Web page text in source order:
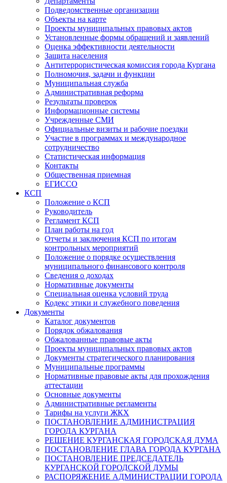
Подведомственные организации
Объекты на карте
Проекты муниципальных правовых актов
Установленные формы обращений и заявлений
Оценка эффективности деятельности
Защита населения
Антитеррористическая комиссия города Кургана
Полномочия, задачи и функции
Муниципальная служба
Административная реформа
Результаты проверок
Информационные системы
Учрежденные СМИ
Официальные визиты и рабочие поездки
Участие в программах и международное
сотрудничество
Статистическая информация
Контакты
Общественная приемная
ЕГИССО
КСП
Положение о КСП
Руководитель
Регламент КСП
План работы на год
Отчеты и заключения КСП по итогам
контрольных мероприятий
Положение о порядке осуществления
муниципального финансового контроля
Сведения о доходах
Нормативные документы
Специальная оценка условий труда
Кодекс этики и служебного поведения
Документы
Каталог документов
Порядок обжалования
Обжалованные правовые акты
Проекты муниципальных правовых актов
Документы стратегического планирования
Муниципальные программы
Нормативные правовые акты для прохождения
аттестации
Основные документы
Административные регламенты
Тарифы на услуги ЖКХ
ПОСТАНОВЛЕНИЕ АДМИНИСТРАЦИЯ
ГОРОДА КУРГАНА
РЕШЕНИЕ КУРГАНСКАЯ ГОРОДСКАЯ ДУМА
ПОСТАНОВЛЕНИЕ ГЛАВА ГОРОДА КУРГАНА
ПОСТАНОВЛЕНИЕ ПРЕДСЕДАТЕЛЬ
КУРГАНСКОЙ ГОРОДСКОЙ ДУМЫ
РАСПОРЯЖЕНИЕ АДМИНИСТРАЦИИ ГОРОДА